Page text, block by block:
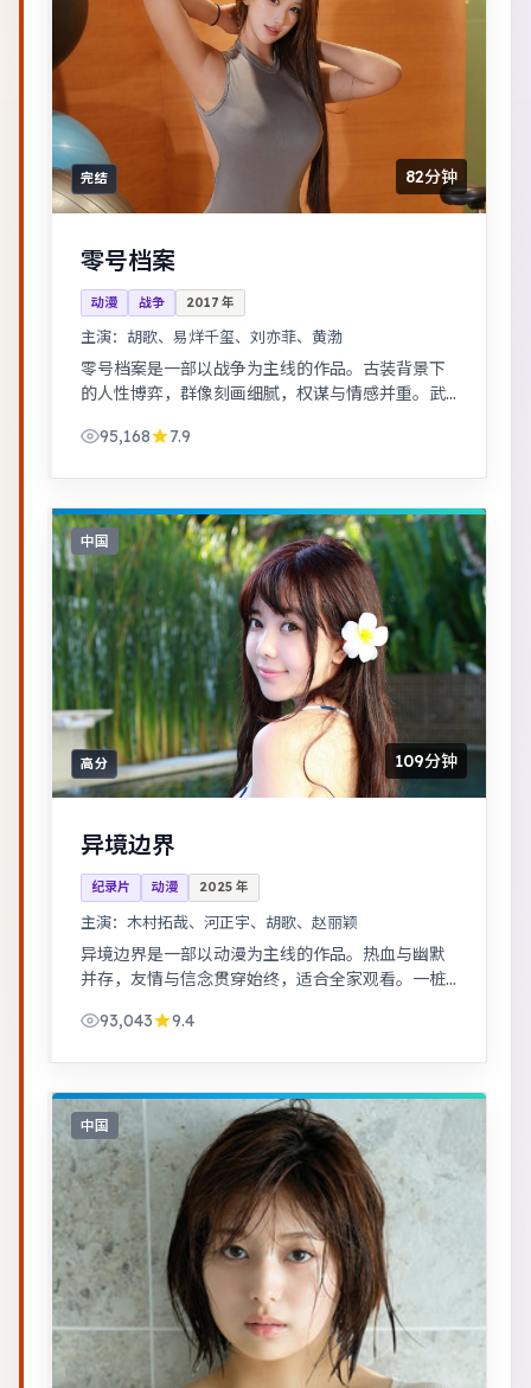
完结 82分钟
零号档案
动漫 战争 2017 年
主演： 胡歌、易烊千玺、刘亦菲、黄渤
零号档案是一部以战争为主线的作品。古装背景下
的人性博弈，群像刻画细腻，权谋与情感并重。武
95,168
7.9
中国
高分 109分钟
异境边界
纪录片 动漫 2025 年
主演： 木村拓哉、河正宇、胡歌、赵丽颖
异境边界是一部以动漫为主线的作品。热血与幽默
并存，友情与信念贯穿始终，适合全家观看。一桩
93,043
9.4
中国